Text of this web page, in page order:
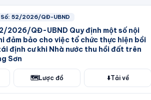
Số: 52/2026/QĐ-UBND
2026/QĐ-UBND Quy định một số nội
đảm bảo cho việc tổ chức thực hiện bồi
định cư khi Nhà nước thu hồi đất trên
Sơn
🗺️Lược đồ ⬇️Tải về